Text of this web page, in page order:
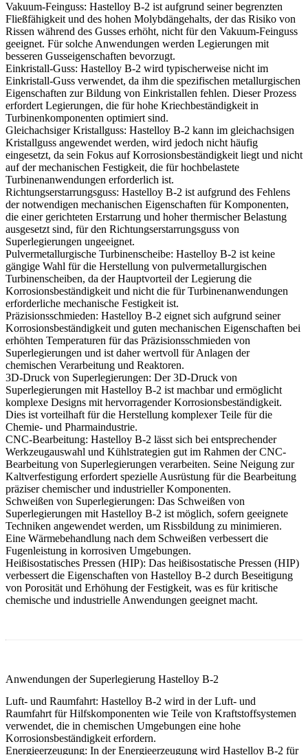
Vakuum-Feinguss: Hastelloy B-2 ist aufgrund seiner begrenzten
Fließfähigkeit und des hohen Molybdängehalts, der das Risiko von
Rissen während des Gusses erhöht, nicht für den Vakuum-Feinguss
geeignet. Für solche Anwendungen werden Legierungen mit
besseren Gusseigenschaften bevorzugt.
Einkristall-Guss: Hastelloy B-2 wird typischerweise nicht im
Einkristall-Guss verwendet, da ihm die spezifischen metallurgischen
Eigenschaften zur Bildung von Einkristallen fehlen. Dieser Prozess
erfordert Legierungen, die für hohe Kriechbeständigkeit in
Turbinenkomponenten optimiert sind.
Gleichachsiger Kristallguss: Hastelloy B-2 kann im gleichachsigen
Kristallguss angewendet werden, wird jedoch nicht häufig
eingesetzt, da sein Fokus auf Korrosionsbeständigkeit liegt und nicht
auf der mechanischen Festigkeit, die für hochbelastete
Turbinenanwendungen erforderlich ist.
Richtungserstarrungsguss: Hastelloy B-2 ist aufgrund des Fehlens
der notwendigen mechanischen Eigenschaften für Komponenten,
die einer gerichteten Erstarrung und hoher thermischer Belastung
ausgesetzt sind, für den Richtungserstarrungsguss von
Superlegierungen ungeeignet.
Pulvermetallurgische Turbinenscheibe: Hastelloy B-2 ist keine
gängige Wahl für die Herstellung von pulvermetallurgischen
Turbinenscheiben, da der Hauptvorteil der Legierung die
Korrosionsbeständigkeit und nicht die für Turbinenanwendungen
erforderliche mechanische Festigkeit ist.
Präzisionsschmieden: Hastelloy B-2 eignet sich aufgrund seiner
Korrosionsbeständigkeit und guten mechanischen Eigenschaften bei
erhöhten Temperaturen für das Präzisionsschmieden von
Superlegierungen und ist daher wertvoll für Anlagen der
chemischen Verarbeitung und Reaktoren.
3D-Druck von Superlegierungen: Der3D-Druck von
Superlegierungen mit Hastelloy B-2 ist machbar und ermöglicht
komplexe Designs mit hervorragender Korrosionsbeständigkeit.
Dies ist vorteilhaft für die Herstellung komplexer Teile für die
Chemie- und Pharmaindustrie.
CNC-Bearbeitung: Hastelloy B-2 lässt sich bei entsprechender
Werkzeugauswahl und Kühlstrategien gut im Rahmen derCNC-
Bearbeitung von Superlegierungen verarbeiten. Seine Neigung zur
Kaltverfestigung erfordert spezielle Ausrüstung für die Bearbeitung
präziser chemischer und industrieller Komponenten.
Schweißen von Superlegierungen: Das Schweißen von
Superlegierungen mit Hastelloy B-2 ist möglich, sofern geeignete
Techniken angewendet werden, um Rissbildung zu minimieren.
Eine Wärmebehandlung nach dem Schweißen verbessert die
Fugenleistung in korrosiven Umgebungen.
Heißisostatisches Pressen (HIP): Das heißisostatische Pressen (HIP)
verbessert die Eigenschaften von Hastelloy B-2 durch Beseitigung
von Porosität und Erhöhung der Festigkeit, was es für kritische
chemische und industrielle Anwendungen geeignet macht.
Anwendungen der Superlegierung Hastelloy B-2
Luft- und Raumfahrt: Hastelloy B-2 wird in derLuft- und
Raumfahrt für Hilfskomponenten wie Teile von Kraftstoffsystemen
verwendet, die in chemischen Umgebungen eine hohe
Korrosionsbeständigkeit erfordern.
Energieerzeugung: In derEnergieerzeugung wird Hastelloy B-2 für